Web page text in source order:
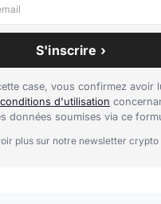
S'inscrire ›
case, vous confirmez avoir
conditions d'utilisation
données soumises via ce
plus sur notre newsletter